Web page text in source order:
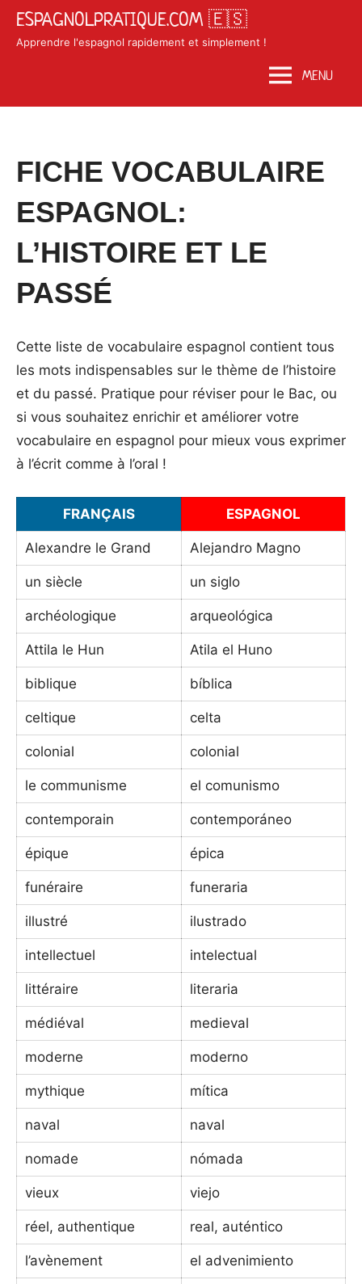
SkipESPAGNOLPRATIQUE.COM 🇪🇸
Apprendre l'espagnol rapidement et simplement !
MENU
Posted
on
juin
10,
by
Matosan3142020
in
Vocabulaire
FICHE VOCABULAIRE
ESPAGNOL:
L’HISTOIRE ET LE
PASSÉ
Cette liste de vocabulaire espagnol contient tous
les mots indispensables sur le thème de l’histoire
et du passé. Pratique pour réviser pour le Bac, ou
si vous souhaitez enrichir et améliorer votre
vocabulaire en espagnol pour mieux vous exprimer
à l’écrit comme à l’oral !
FRANÇAIS ESPAGNOL
Alexandre le Grand Alejandro Magno
un siècle un siglo
archéologique arqueológica
Attila le Hun Atila el Huno
biblique bíblica
celtique celta
colonial colonial
le communisme el comunismo
contemporain contemporáneo
épique épica
funéraire funeraria
illustré ilustrado
intellectuel intelectual
littéraire literaria
médiéval medieval
moderne moderno
mythique mítica
naval naval
nomade nómada
vieux viejo
réel, authentique real, auténtico
l’avènement el advenimiento